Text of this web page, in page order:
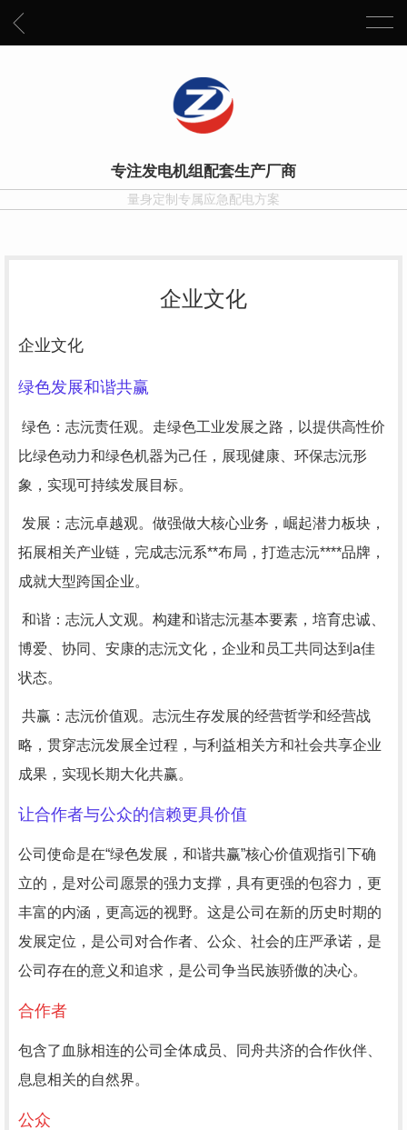
专注发电机组配套生产厂商
量身定制专属应急配电方案
企业文化
企业文化
绿色发展和谐共赢
绿色：志沅责任观。走绿色工业发展之路，以提供高性价
比绿色动力和绿色机器为己任，展现健康、环保志沅形
象，实现可持续发展目标。
发展：志沅卓越观。做强做大核心业务，崛起潜力板块，
拓展相关产业链，完成志沅系**布局，打造志沅****品牌，
成就大型跨国企业。
和谐：志沅人文观。构建和谐志沅基本要素，培育忠诚、
博爱、协同、安康的志沅文化，企业和员工共同达到a佳
状态。
共赢：志沅价值观。志沅生存发展的经营哲学和经营战
略，贯穿志沅发展全过程，与利益相关方和社会共享企业
成果，实现长期大化共赢。
让合作者与公众的信赖更具价值
公司使命是在“绿色发展，和谐共赢”核心价值观指引下确
立的，是对公司愿景的强力支撑，具有更强的包容力，更
丰富的内涵，更高远的视野。这是公司在新的历史时期的
发展定位，是公司对合作者、公众、社会的庄严承诺，是
公司存在的意义和追求，是公司争当民族骄傲的决心。
合作者
包含了血脉相连的公司全体成员、同舟共济的合作伙伴、
息息相关的自然界。
公众